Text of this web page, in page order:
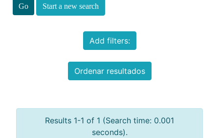
Start a new search
Add filters:
Ordenar resultados
Results 1-1 of 1 (Search time: 0.001
seconds).